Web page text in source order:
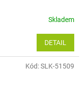
Skladem
DETAIL
Kód:SLK-51509